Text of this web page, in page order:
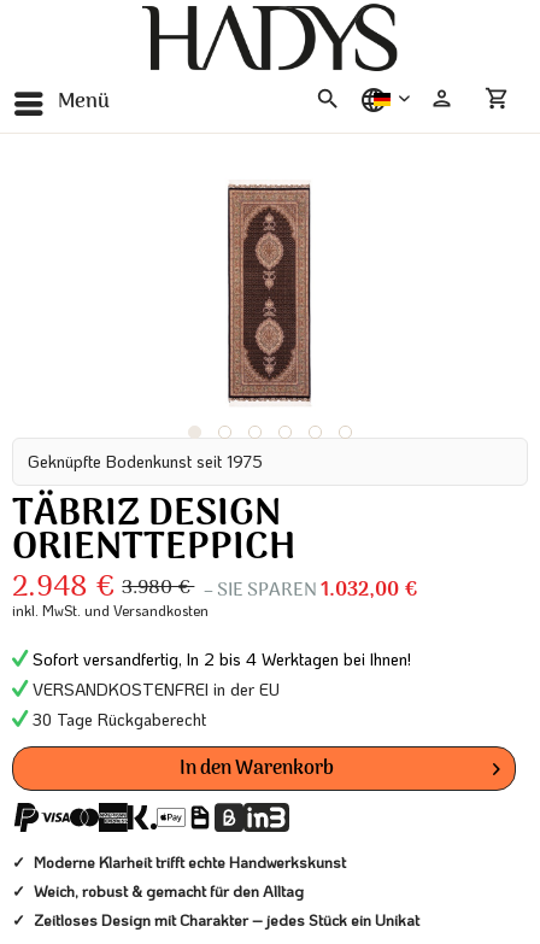
Menü deutsch
Geknüpfte Bodenkunst seit 1975
TÄBRIZ DESIGN
ORIENTTEPPICH
2.948 € 3.980 € – SIE SPAREN1.032,00 €
inkl. MwSt. und Versandkosten
Sofort versandfertig, In 2 bis 4 Werktagen bei Ihnen!
VERSANDKOSTENFREI in der EU
30 Tage Rückgaberecht
In denWarenkorb
Moderne Klarheit trifft echte Handwerkskunst
Weich, robust & gemacht für den Alltag
Zeitloses Design mit Charakter – jedes Stück ein Unikat